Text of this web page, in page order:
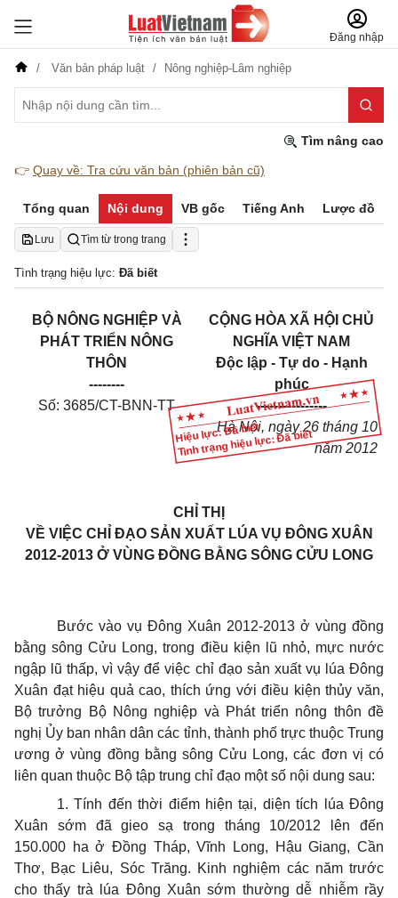
Đăng nhập
Văn bản pháp luật Nông nghiệp-Lâm nghiệp
Tìm nâng cao
👉 Quay về: Tra cứu văn bản (phiên bản cũ)
Tổng quan Nội dung VB gốc Tiếng Anh Lược đồ
Lưu Tìm từ trong trang
Tình trạng hiệu lực: Đã biết
Hiệu lực: Đã biết
Tình trạng hiệu lực: Đã biết
BỘ NÔNG NGHIỆP VÀ
PHÁT TRIỂN NÔNG
THÔN
--------
Số: 3685/CT-BNN-TT
CỘNG HÒA XÃ HỘI CHỦ
NGHĨA VIỆT NAM
Độc lập - Tự do - Hạnh
phúc
----------------
Hà Nội, ngày 26 tháng 10
năm 2012
CHỈ THỊ
VỀ VIỆC CHỈ ĐẠO SẢN XUẤT LÚA VỤ ĐÔNG XUÂN
2012-2013 Ở VÙNG ĐỒNG BẰNG SÔNG CỬU LONG
Bước vào vụ Đông Xuân 2012-2013 ở vùng đồng
bằng sông Cửu Long, trong điều kiện lũ nhỏ, mực nước
ngập lũ thấp, vì vậy để việc chỉ đạo sản xuất vụ lúa Đông
Xuân đạt hiệu quả cao, thích ứng với điều kiện thủy văn,
Bộ trưởng Bộ Nông nghiệp và Phát triển nông thôn đề
nghị Ủy ban nhân dân các tỉnh, thành phố trực thuộc Trung
ương ở vùng đồng bằng sông Cửu Long, các đơn vị có
liên quan thuộc Bộ tập trung chỉ đạo một số nội dung sau:
1. Tính đến thời điểm hiện tại, diện tích lúa Đông
Xuân sớm đã gieo sạ trong tháng 10/2012 lên đến
150.000 ha ở Đồng Tháp, Vĩnh Long, Hậu Giang, Cần
Thơ, Bạc Liêu, Sóc Trăng. Kinh nghiệm các năm trước
cho thấy trà lúa Đông Xuân sớm thường dễ nhiễm rầy